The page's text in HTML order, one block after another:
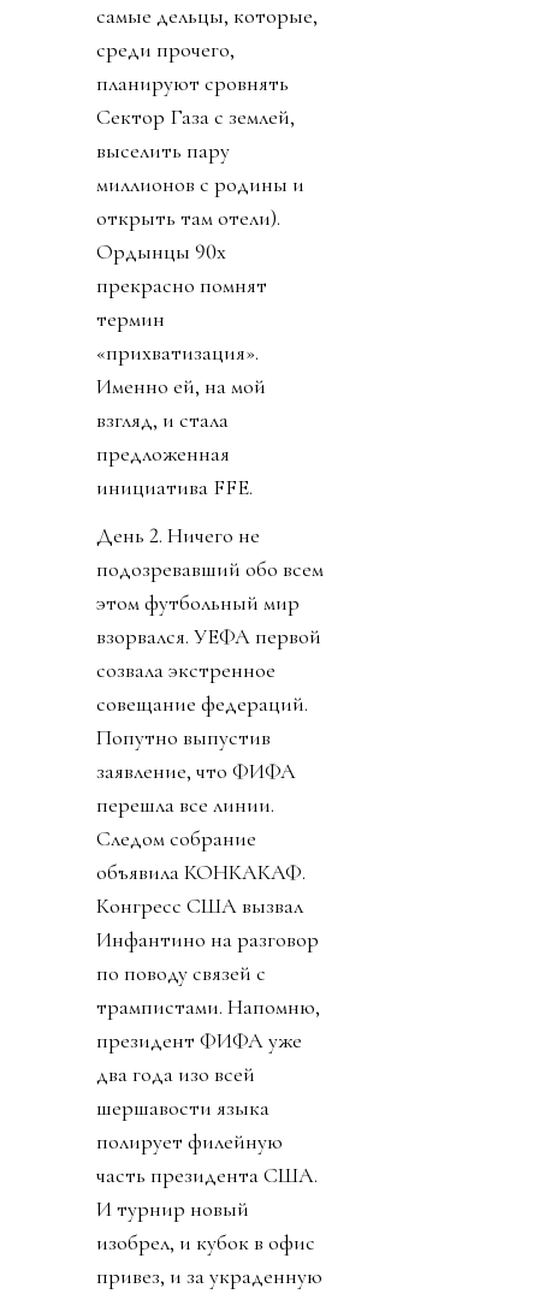
самые дельцы, которые,
среди прочего,
планируют сровнять
Сектор Газа с землей,
выселить пару
миллионов с родины и
открыть там отели).
Ордынцы 90х
прекрасно помнят
термин
«прихватизация».
Именно ей, на мой
взгляд, и стала
предложенная
инициатива FFE.
День 2. Ничего не
подозревавший обо всем
этом футбольный мир
взорвался. УЕФА первой
созвала экстренное
совещание федераций.
Попутно выпустив
заявление, что ФИФА
перешла все линии.
Следом собрание
объявила КОНКАКАФ.
Конгресс США вызвал
Инфантино на разговор
по поводу связей с
трампистами. Напомню,
президент ФИФА уже
два года изо всей
шершавости языка
полирует филейную
часть президента США.
И турнир новый
изобрел, и кубок в офис
привез, и за украденную